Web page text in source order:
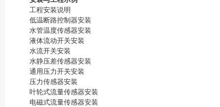
工程安装说明
低温断路控制器安装
水管温度传感器安装
液体流动开关安装
水流开关安装
水静压差传感器安装
通用压力开关安装
压力传感器安装
叶轮式流量传感器安装
电磁式流量传感器安装